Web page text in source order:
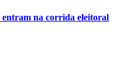
entram na corrida eleitoral